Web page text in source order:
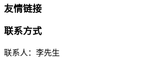
友情链接
联系方式
联系人：李先生